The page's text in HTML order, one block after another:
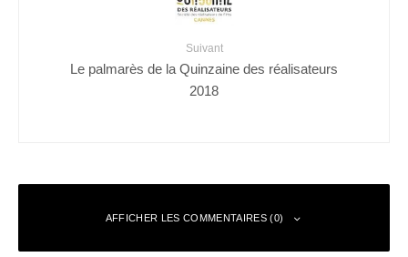
Suivant
Le palmarès de la Quinzaine des réalisateurs
2018
AFFICHER LES COMMENTAIRES (0)